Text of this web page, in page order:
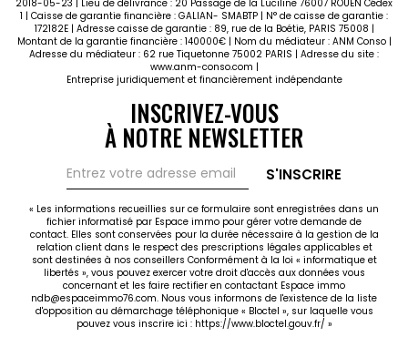
2018-05-23 | Lieu de délivrance : 20 Passage de la Luciline 76007 ROUEN Cédex
1 | Caisse de garantie financière : GALIAN- SMABTP | N° de caisse de garantie :
172182E | Adresse caisse de garantie : 89, rue de la Boétie, PARIS 75008 |
Montant de la garantie financière : 140000€ | Nom du médiateur : ANM Conso |
Adresse du médiateur : 62 rue Tiquetonne 75002 PARIS | Adresse du site :
www.anm-conso.com |
Entreprise juridiquement et financièrement indépendante
INSCRIVEZ-VOUS
À NOTRE NEWSLETTER
S'INSCRIRE
« Les informations recueillies sur ce formulaire sont enregistrées dans un
fichier informatisé par Espace immo pour gérer votre demande de
contact. Elles sont conservées pour la durée nécessaire à la gestion de la
relation client dans le respect des prescriptions légales applicables et
sont destinées à nos conseillers Conformément à la loi « informatique et
libertés », vous pouvez exercer votre droit d'accès aux données vous
concernant et les faire rectifier en contactant Espace immo
ndb@espaceimmo76.com. Nous vous informons de l'existence de la liste
d'opposition au démarchage téléphonique « Bloctel », sur laquelle vous
pouvez vous inscrire ici : https://www.bloctel.gouv.fr/ »